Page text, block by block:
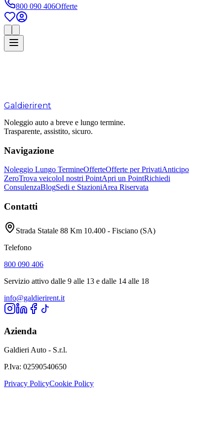
800 090 406Offerte
Galdierirent
Noleggio auto a breve e lungo termine.
Trasparente, assistito, sicuro.
Navigazione
Noleggio Lungo TermineOfferteOfferte per PrivatiAnticipo
ZeroTrova veicoloI nostri PointApri un PointRichiedi
ConsulenzaBlogSedi e StazioniArea Riservata
Contatti
Strada Statale 88 Km 10.400 - Fisciano (SA)
Telefono
800 090 406
Servizio attivo dalle 9 alle 13 e dalle 14 alle 18
info@galdierirent.it
Azienda
Galdieri Auto - S.r.l.
P.Iva: 02590540650
Privacy PolicyCookie Policy